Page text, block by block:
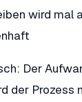
wird mal
Der
der Prozess